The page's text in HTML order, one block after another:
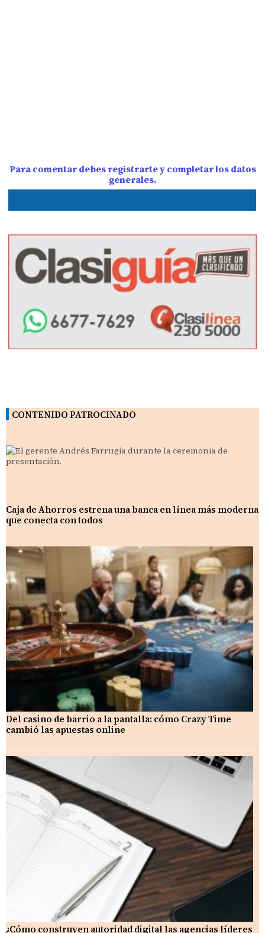
Para comentar debes registrarte y completar los datos
generales.
CONTENIDO PATROCINADO
Caja de Ahorros estrena una banca en línea más moderna
que conecta con todos
Del casino de barrio a la pantalla: cómo Crazy Time
cambió las apuestas online
¿Cómo construyen autoridad digital las agencias líderes